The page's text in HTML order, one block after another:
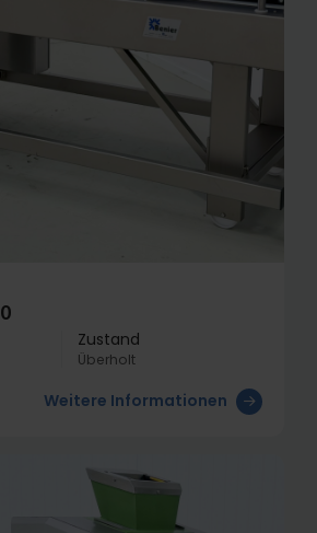
Zustand
Überholt
Weitere Informationen